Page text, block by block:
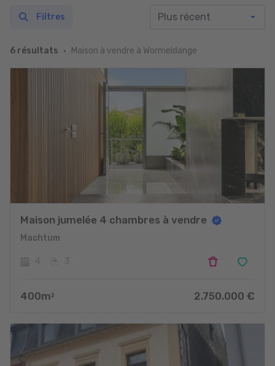
6 résultats Maison à vendre à Wormeldange
Filtres
Maison jumelée 4 chambres à vendre
Machtum
400m 2 2.750.000 €